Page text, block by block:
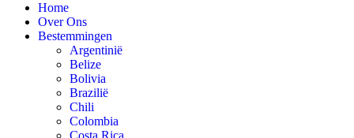
Home
Over Ons
Bestemmingen
Argentinië
Belize
Bolivia
Brazilië
Chili
Colombia
Costa Rica